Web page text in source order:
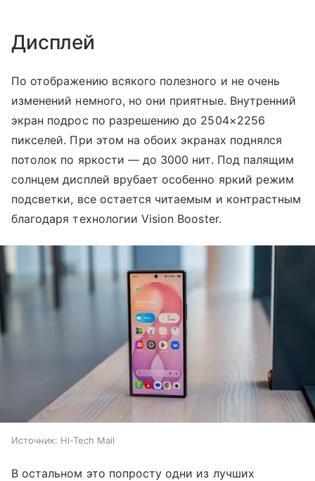
Дисплей
По отображению всякого полезного и не очень
изменений немного, но они приятные. Внутренний
экран подрос по разрешению до 2504×2256
пикселей. При этом на обоих экранах поднялся
потолок по яркости — до 3000 нит. Под палящим
солнцем дисплей врубает особенно яркий режим
подсветки, все остается читаемым и контрастным
благодаря технологии Vision Booster.
Источник: Hi-Tech Mail
В остальном это попросту одни из лучших